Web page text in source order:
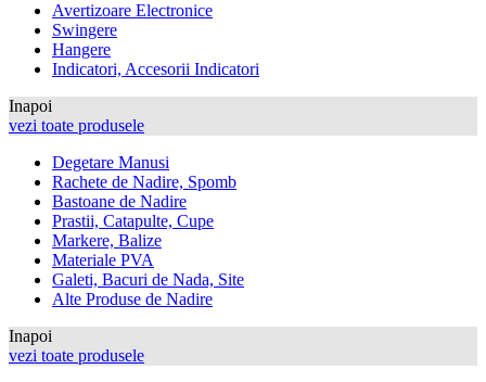
Avertizoare Electronice
Swingere
Hangere
Indicatori, Accesorii Indicatori
Inapoi
vezi toate produsele
Degetare Manusi
Rachete de Nadire, Spomb
Bastoane de Nadire
Prastii, Catapulte, Cupe
Markere, Balize
Materiale PVA
Galeti, Bacuri de Nada, Site
Alte Produse de Nadire
Inapoi
vezi toate produsele